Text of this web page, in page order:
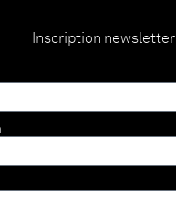
Inscription newsletter